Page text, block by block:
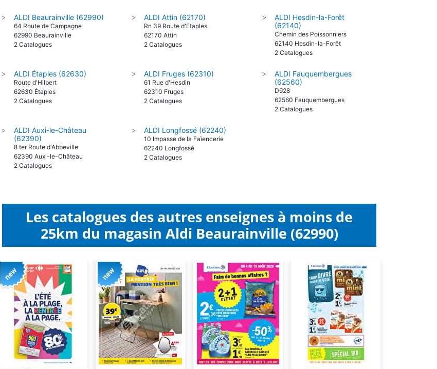
> ALDI Beaurainville (62990)
64 Route de Campagne
62990 Beaurainville
2 Catalogues
> ALDI Attin (62170)
Rn 39 Route d'Etaples
62170 Attin
2 Catalogues
>
ALDI Hesdin-la-Forêt
(62140)
Chemin des Poissonniers
62140 Hesdin-la-Forêt
2 Catalogues
> ALDI Étaples (62630)
Route d'Hilbert
62630 Étaples
2 Catalogues
> ALDI Fruges (62310)
61 Rue d'Hesdin
62310 Fruges
2 Catalogues
>
ALDI Fauquembergues
(62560)
D928
62560 Fauquembergues
2 Catalogues
>
ALDI Auxi-le-Château
(62390)
8 ter Route d'Abbeville
62390 Auxi-le-Château
2 Catalogues
> ALDI Longfossé (62240)
10 Impasse de la Faïencerie
62240 Longfossé
2 Catalogues
Les catalogues des autres enseignes à moins de
25km du magasin Aldi Beaurainville (62990)